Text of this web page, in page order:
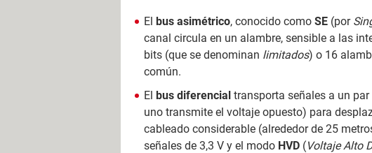
El bus asimétrico, conocido como SE (por
canal circula en un alambre, sensible a las
bits (que se denominan limitados) o 16
común.
El bus diferencial transporta señales a un
uno transmite el voltaje opuesto) para
cableado considerable (alrededor de 25
señales de 3,3 V y el modo HVD (Voltaje Alto